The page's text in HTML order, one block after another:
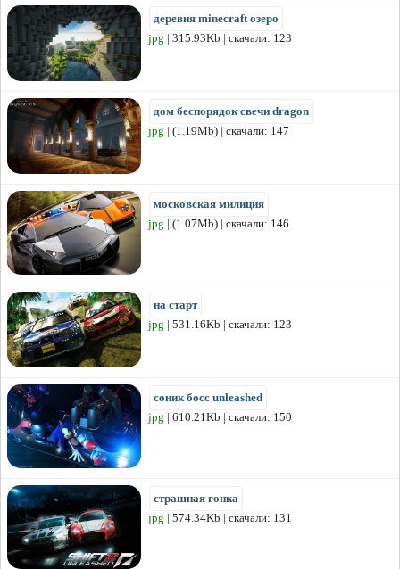
деревня minecraft озеро
jpg | 315.93Kb | скачали: 123
дом беспорядок свечи dragon
jpg | (1.19Mb) | скачали: 147
московская милиция
jpg | (1.07Mb) | скачали: 146
на старт
jpg | 531.16Kb | скачали: 123
соник босс unleashed
jpg | 610.21Kb | скачали: 150
страшная гонка
jpg | 574.34Kb | скачали: 131